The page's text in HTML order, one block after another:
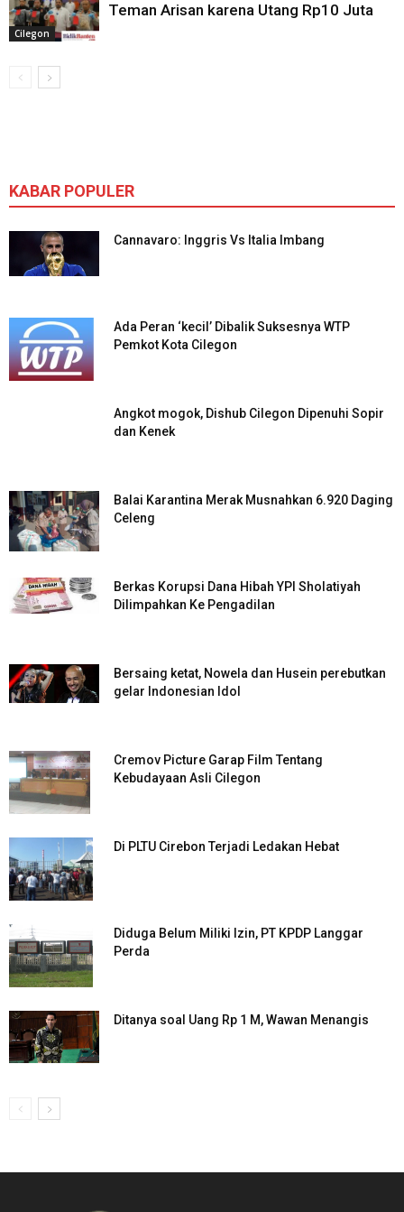
Cilegon
Teman Arisan karena Utang Rp10 Juta
KABAR POPULER
Cannavaro: Inggris Vs Italia Imbang
Ada Peran ‘kecil’ Dibalik Suksesnya WTP
Pemkot Kota Cilegon
Angkot mogok, Dishub Cilegon Dipenuhi Sopir
dan Kenek
Balai Karantina Merak Musnahkan 6.920 Daging
Celeng
Berkas Korupsi Dana Hibah YPI Sholatiyah
Dilimpahkan Ke Pengadilan
Bersaing ketat, Nowela dan Husein perebutkan
gelar Indonesian Idol
Cremov Picture Garap Film Tentang
Kebudayaan Asli Cilegon
Di PLTU Cirebon Terjadi Ledakan Hebat
Diduga Belum Miliki Izin, PT KPDP Langgar
Perda
Ditanya soal Uang Rp 1 M, Wawan Menangis